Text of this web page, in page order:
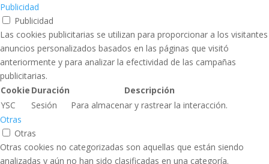
Publicidad
Publicidad
Las cookies publicitarias se utilizan para proporcionar a los visitantes
anuncios personalizados basados ​​en las páginas que visitó
anteriormente y para analizar la efectividad de las campañas
publicitarias.
Cookie Duración
Descripción
YSC
Sesión
Para almacenar y rastrear la interacción.
Otras
Otras
Otras cookies no categorizadas son aquellas que están siendo
analizadas y aún no han sido clasificadas en una categoría.